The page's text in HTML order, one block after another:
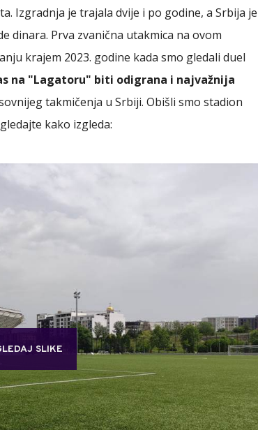
Izgradnja je trajala dvije i po godine, a Srbija je
dinara. Prva zvanična utakmica na ovom
krajem 2023. godine kada smo gledali duel
na "Lagatoru" biti odigrana i najvažnija
takmičenja u Srbiji. Obišli smo stadion
kako izgleda:
SLIKE